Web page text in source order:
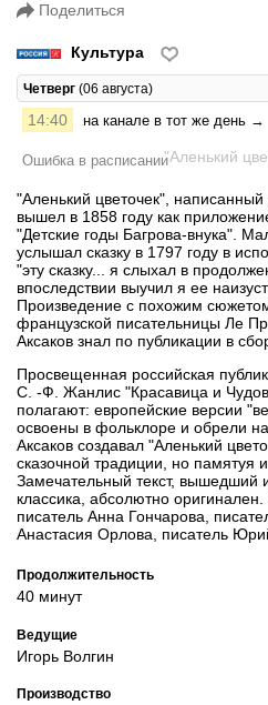
Поделиться
Культура
Четверг (06 августа)
14:40 на канале в тот же день →
Ошибка в расписании
"Аленький цветочек",
вышел в 1858 году как
"Детские годы Багрова-внука".
услышал сказку в 1797 году в
"эту сказку... я слыхал в
впоследствии выучил я ее
Произведение с похожим
французской писательницы Ле
Аксаков знал по публикации в
Просвещенная российская
С. -Ф. Жанлис "Красавица и
полагают: европейские версии
освоены в фольклоре и обрели
Аксаков создавал "Аленький
сказочной традиции, но памятуя
Замечательный текст, вышедший
классика, абсолютно
писатель Анна Гончарова,
Анастасия Орлова, писатель
Продолжительность
40 минут
Ведущие
Игорь Волгин
Производство